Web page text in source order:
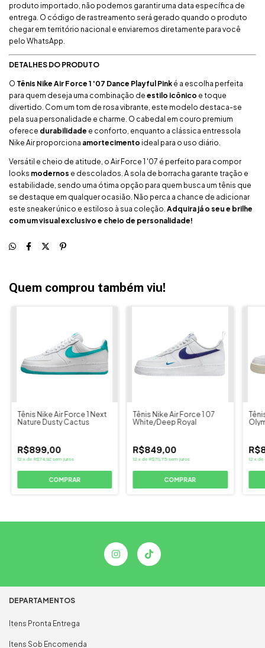
produto importado, não podemos garantir uma data específica de
entrega. O código de rastreamento será gerado quando o produto
chegar em território nacional e enviaremos diretamente para você
pelo WhatsApp.
DETALHES DO PRODUTO
O Tênis Nike Air Force 1 '07 Dance Playful Pink é a escolha perfeita
para quem deseja uma combinação de estilo icônico e toque
divertido. Com um tom de rosa vibrante, este modelo destaca-se
pela sua personalidade e charme. O cabedal em couro premium
oferece durabilidade e conforto, enquanto a clássica entressola
Nike Air proporciona amortecimento ideal para o uso diário.
Versátil e cheio de atitude, o Air Force 1 '07 é perfeito para compor
looks modernos e descolados. A sola de borracha garante tração e
estabilidade, sendo uma ótima opção para quem busca um tênis que
se destaque em qualquer ocasião. Não perca a chance de adicionar
este sneaker único e estiloso à sua coleção. Adquira já o seu e brilhe
com um visual exclusivo e cheio de personalidade!
Quem comprou também viu!
Tênis Nike Air Force 1 Next
Nature Dusty Cactus
R$899,00
12 x de R$74,92 sem juros
COMPRAR
Tênis Nike Air Force 1 07
White/Deep Royal
R$849,00
12 xde R$70,75 sem juros
COMPRAR
12 xde
DEPARTAMENTOS
Itens Pronta Entrega
Itens Sob Encomenda